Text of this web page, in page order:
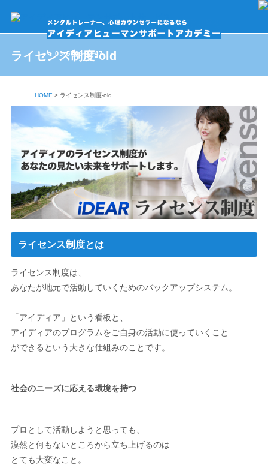
03-5766-4747
ライセンス制度-old
HOME > ライセンス制度-old
ライセンス制度とは
ライセンス制度は、
あなたが地元で活動していくためのバックアップシステム。
「アイディア」という看板と、
アイディアのプログラムをご自身の活動に使っていくこと
ができるという大きな仕組みのことです。
社会のニーズに応える環境を持つ
プロとして活動しようと思っても、
漠然と何もないところから立ち上げるのは
とても大変なこと。